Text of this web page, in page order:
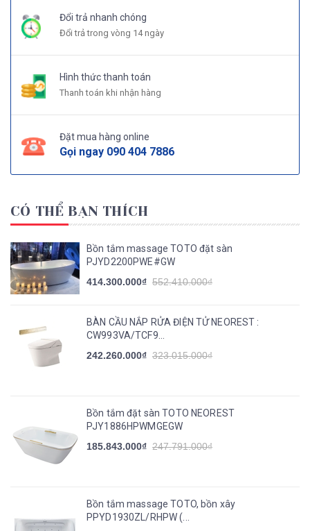
Đổi trả nhanh chóng
Đổi trả trong vòng 14 ngày
Hình thức thanh toán
Thanh toán khi nhận hàng
Đặt mua hàng online
Gọi ngay 090 404 7886
CÓ THỂ BẠN THÍCH
Bồn tắm massage TOTO đặt sàn
PJYD2200PWE#GW
414.300.000₫ 552.410.000₫
BÀN CẦU NẮP RỬA ĐIỆN TỬ NEOREST :
CW993VA/TCF9...
242.260.000₫ 323.015.000₫
Bồn tắm đặt sàn TOTO NEOREST
PJY1886HPWMGEGW
185.843.000₫ 247.791.000₫
Bồn tắm massage TOTO, bồn xây
PPYD1930ZL/RHPW (...